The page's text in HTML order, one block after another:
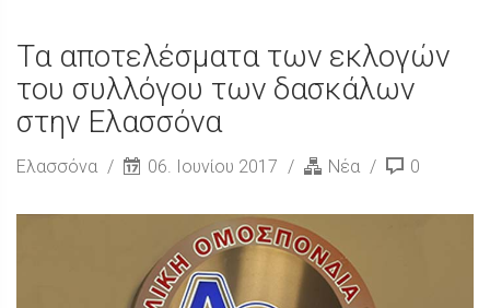
Τα αποτελέσματα των εκλογών
του συλλόγου των δασκάλων
στην Ελασσόνα
Ελασσόνα 06. Ιουνίου 2017 Νέα 0